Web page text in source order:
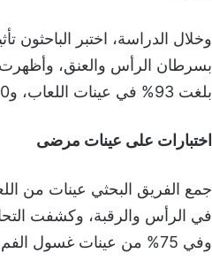
وخلال الدراسة، اختبر
بسرطان الرأس والعنق، وأظهرت
بلغت 93% في عينات اللعاب، و80% في عينات غسول الفم.
اختبارات على عينات مرضى
جمع الفريق البحثي عينات من
في الرأس والرقبة، وكشفت
وفي 75% من عينات غسول الفم، من أصل 44 عينة خضعت للدراسة.